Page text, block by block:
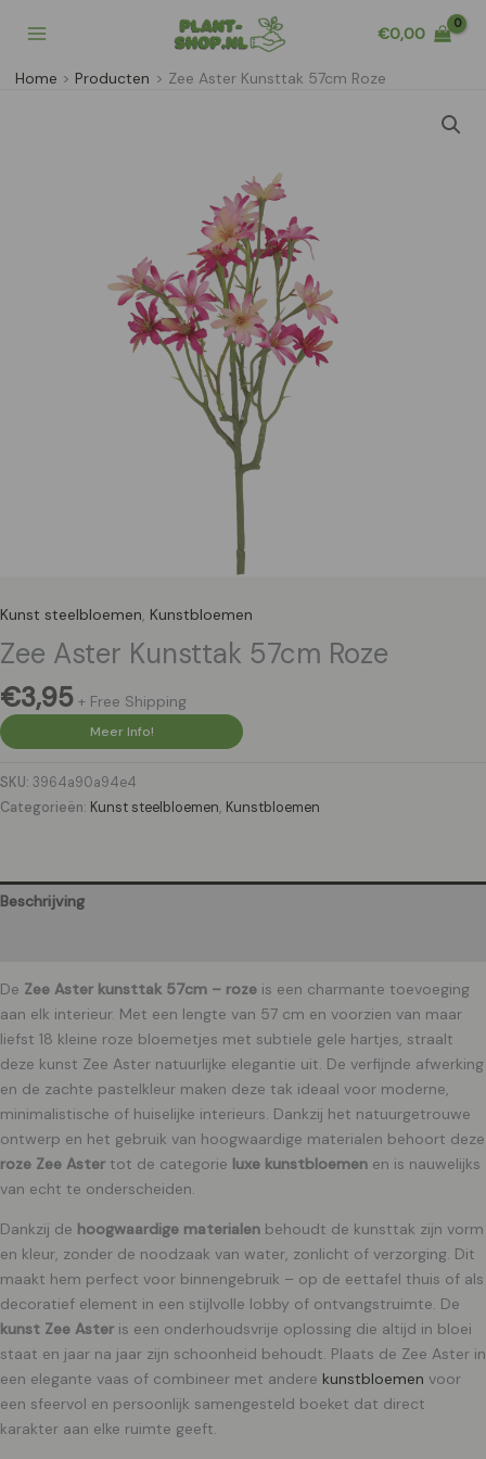
naar
inhoud
€0,00
Home Producten Zee Aster Kunsttak 57cm Roze
Kunst steelbloemen, Kunstbloemen
Zee Aster Kunsttak 57cm Roze
€3,95 + Free Shipping
Meer Info!
SKU: 3964a90a94e4
Categorieën: Kunst steelbloemen, Kunstbloemen
Beschrijving
De Zee Aster kunsttak 57cm – roze is een charmante toevoeging
aan elk interieur. Met een lengte van 57 cm en voorzien van maar
liefst 18 kleine roze bloemetjes met subtiele gele hartjes, straalt
deze kunst Zee Aster natuurlijke elegantie uit. De verfijnde afwerking
en de zachte pastelkleur maken deze tak ideaal voor moderne,
minimalistische of huiselijke interieurs. Dankzij het natuurgetrouwe
ontwerp en het gebruik van hoogwaardige materialen behoort deze
roze Zee Aster tot de categorie luxe kunstbloemen en is nauwelijks
van echt te onderscheiden.
Dankzij de hoogwaardige materialen behoudt de kunsttak zijn vorm
en kleur, zonder de noodzaak van water, zonlicht of verzorging. Dit
maakt hem perfect voor binnengebruik – op de eettafel thuis of als
decoratief element in een stijlvolle lobby of ontvangstruimte. De
kunst Zee Aster is een onderhoudsvrije oplossing die altijd in bloei
staat en jaar na jaar zijn schoonheid behoudt. Plaats de Zee Aster in
een elegante vaas of combineer met andere kunstbloemen voor
een sfeervol en persoonlijk samengesteld boeket dat direct
karakter aan elke ruimte geeft.